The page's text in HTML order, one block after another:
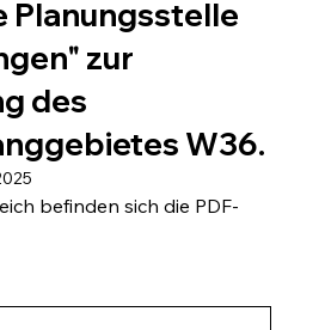
Planungsstelle
zur
des
W36.
befinden sich die PDF-